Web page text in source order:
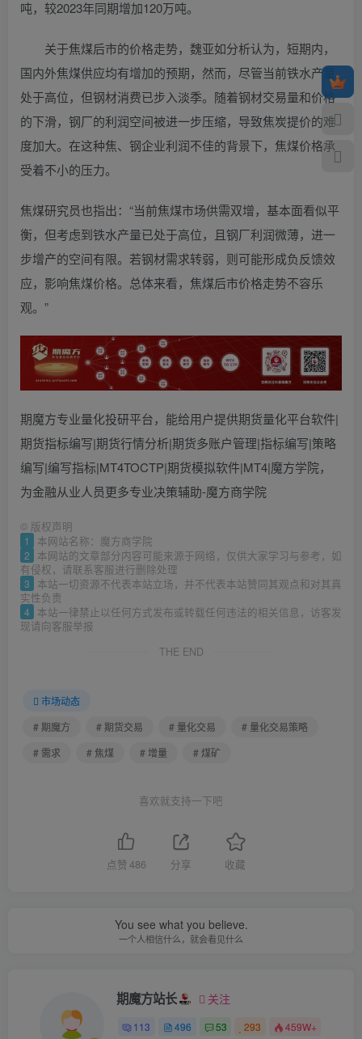
吨，较2023年同期增加120万吨。
关于焦煤后市的价格走势，魏亚如分析认为，短期内，
国内外焦煤供应均有增加的预期，然而，尽管当前铁水产量
处于高位，但钢材消费已步入淡季。随着钢材交易量和价格
的下滑，钢厂的利润空间被进一步压缩，导致焦炭提价的难
度加大。在这种焦、钢企业利润不佳的背景下，焦煤价格承
受着不小的压力。
焦煤研究员也指出：“当前焦煤市场供需双增，基本面看似平
衡，但考虑到铁水产量已处于高位，且钢厂利润微薄，进一
步增产的空间有限。若钢材需求转弱，则可能形成负反馈效
应，影响焦煤价格。总体来看，焦煤后市价格走势不容乐
观。”
期魔方专业量化投研平台，能给用户提供期货量化平台软件|
期货指标编写|期货行情分析|期货多账户管理|指标编写|策略
编写|编写指标|MT4TOCTP|期货模拟软件|MT4|魔方学院，
为金融从业人员更多专业决策辅助-魔方商学院
© 版权声明
1 本网站名称：魔方商学院
2
本网站的文章部分内容可能来源于网络，仅供大家学习与参考，如
有侵权，请联系客服进行删除处理
3
本站一切资源不代表本站立场，并不代表本站赞同其观点和对其真
实性负责
4
本站一律禁止以任何方式发布或转载任何违法的相关信息，访客发
现请向客服举报
THE END
市场动态
# 期魔方
# 期货交易 # 量化交易
# 量化交易策略
# 需求
# 焦煤 # 增量 # 煤矿
喜欢就支持一下吧
点赞486 分享 收藏
You see what you believe.
一个人相信什么，就会看见什么
期魔方站长 关注
113 496 53 293 459W+